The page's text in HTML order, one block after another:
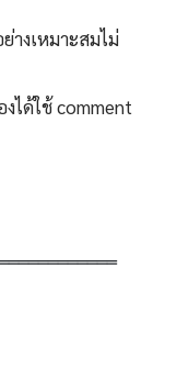
างเหมาะสมไม่
ได้ใช้ comment